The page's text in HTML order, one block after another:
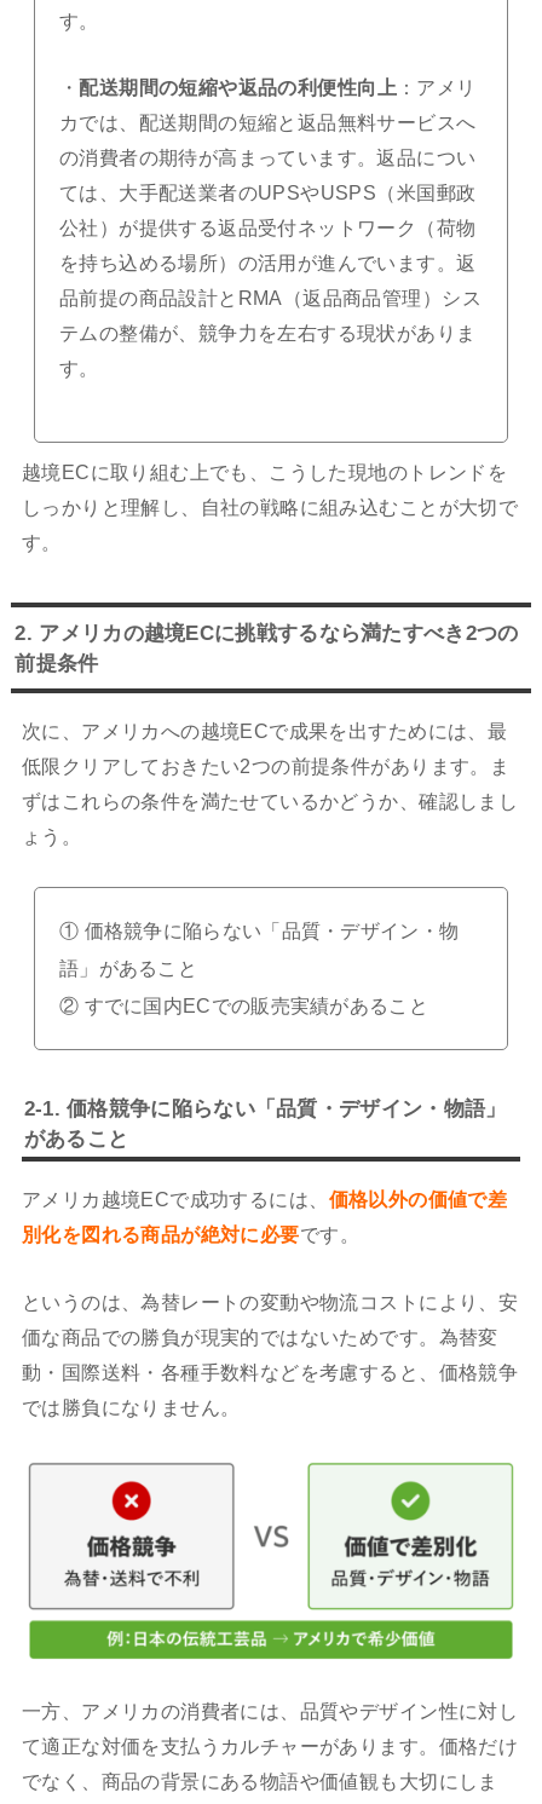
す。
・配送期間の短縮や返品の利便性向上 ：アメリ
カでは、配送期間の短縮と返品無料サービスへ
の消費者の期待が高まっています。返品につい
ては、大手配送業者のUPSやUSPS（米国郵政
公社）が提供する返品受付ネットワーク（荷物
を持ち込める場所）の活用が進んでいます。返
品前提の商品設計とRMA（返品商品管理）シス
テムの整備が、競争力を左右する現状がありま
す。
越境ECに取り組む上でも、こうした現地のトレンドを
しっかりと理解し、自社の戦略に組み込むことが大切で
す。
2. アメリカの越境ECに挑戦するなら満たすべき2つの
前提条件
次に、アメリカへの越境ECで成果を出すためには、最
低限クリアしておきたい2つの前提条件があります。ま
ずはこれらの条件を満たせているかどうか、確認しまし
ょう。
① 価格競争に陥らない「品質・デザイン・物
語」があること
② すでに国内ECでの販売実績があること
2-1. 価格競争に陥らない「品質・デザイン・物語」
があること
アメリカ越境ECで成功するには、 価格以外の価値で差
別化を図れる商品が絶対に必要です。
というのは、為替レートの変動や物流コストにより、安
価な商品での勝負が現実的ではないためです。為替変
動・国際送料・各種手数料などを考慮すると、価格競争
では勝負になりません。
一方、アメリカの消費者には、品質やデザイン性に対し
て適正な対価を支払うカルチャーがあります。価格だけ
でなく、商品の背景にある物語や価値観も大切にしま